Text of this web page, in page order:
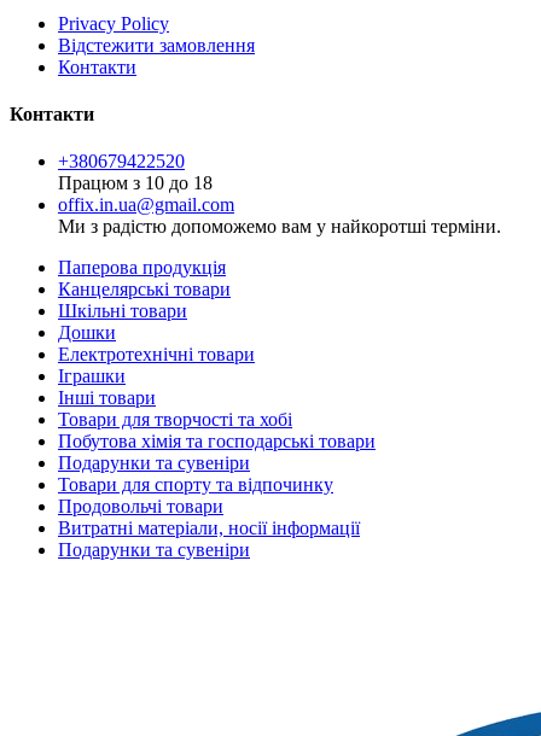
Privacy Policy
Відстежити замовлення
Контакти
Контакти
+380679422520
Працюм з 10 до 18
offix.in.ua@gmail.com
Ми з радістю допоможемо вам у найкоротші терміни.
Паперова продукція
Канцелярські товари
Шкільні товари
Дошки
Електротехнічні товари
Іграшки
Інші товари
Товари для творчості та хобі
Побутова хімія та господарські товари
Подарунки та сувеніри
Товари для спорту та відпочинку
Продовольчі товари
Витратні матеріали, носії інформації
Подарунки та сувеніри